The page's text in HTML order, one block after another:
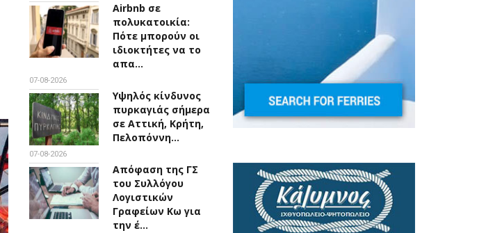
Airbnb σε
πολυκατοικία:
Πότε μπορούν οι
ιδιοκτήτες να το
απα…
07-08-2026
Υψηλός κίνδυνος
πυρκαγιάς σήμερα
σε Αττική, Κρήτη,
Πελοπόννη…
07-08-2026
Απόφαση της ΓΣ
του Συλλόγου
Λογιστικών
Γραφείων Κω για
την έ…